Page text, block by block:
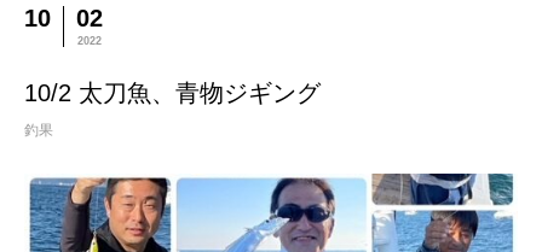
10 02
2022
10/2 太刀魚、青物ジギング
釣果